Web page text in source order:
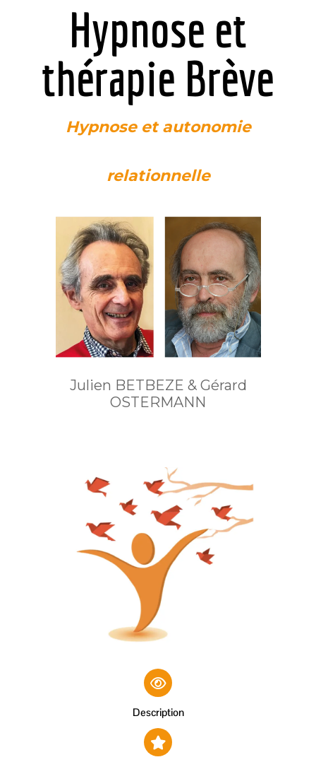
Hypnose et
thérapie Brève
Hypnose et autonomie
relationnelle
Julien BETBEZE & Gérard
OSTERMANN
Description